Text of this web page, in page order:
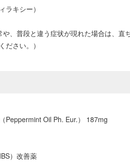
ラキシー）
、普段と違う症状が現れた場合は、
ださい。）
Peppermint Oil Ph. Eur.） 187mg
）改善薬